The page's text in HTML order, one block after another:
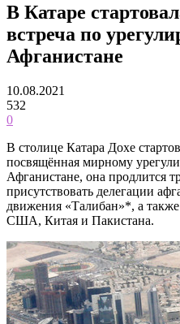
В Катаре
встреча по
Афганистане
10.08.2021
532
0
В столице Катара Дохе
посвящённая мирному
Афганистане, она продлится
присутствовать делегации
движения «Талибан»*, а
США, Китая и Пакистана.